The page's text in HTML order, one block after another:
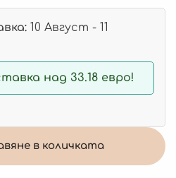
10 Август - 11
над 33.18 евро!
в количката